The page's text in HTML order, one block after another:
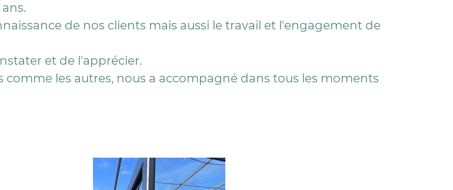
de nos clients mais aussi le travail et l'engagement de
et de l'apprécier.
comme les autres, nous a accompagné dans tous les moments